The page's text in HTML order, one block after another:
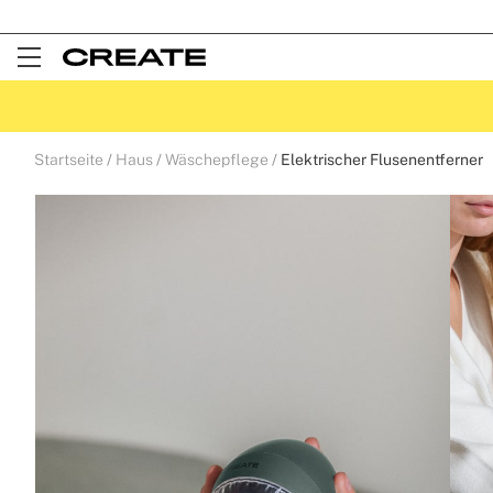
Open
Startseite Haus Wäschepflege Elektrischer Flusenentferner